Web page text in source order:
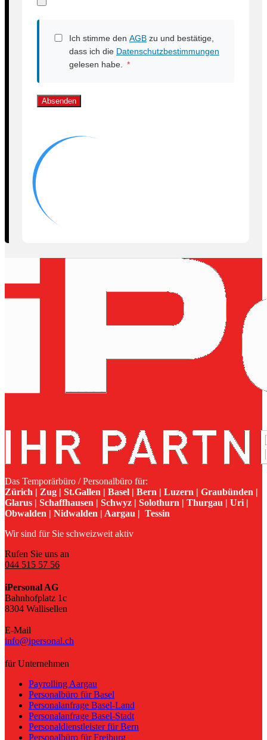
Ich stimme den AGB zu und bestätige,
dass ich die Datenschutzbestimmungen
gelesen habe. *
Absenden
Das Temporärbüro / Personalbüro für:
Zürich | Zug | St.Gallen | Basel | Bern | Luzern | Graubünden |
Glarus | Schaffhausen | Schwyz | Solothurn | Thurgau | Uri |
Obwalden | Nidwalden | Aargau | Tessin
Wir sind für Sie schweizweit aktiv
Rufen Sie uns an
044 515 57 56
iPersonal AG
Bahnhofplatz 1c
8304 Wallisellen
E-Mail
info@ipersonal.ch
für Unternehmen
Payrolling Aargau
Personalbüro für Basel
Personalanfrage Basel-Land
Personalanfrage Basel-Stadt
Personaldienstleister für Bern
Personalbüro für Freiburg